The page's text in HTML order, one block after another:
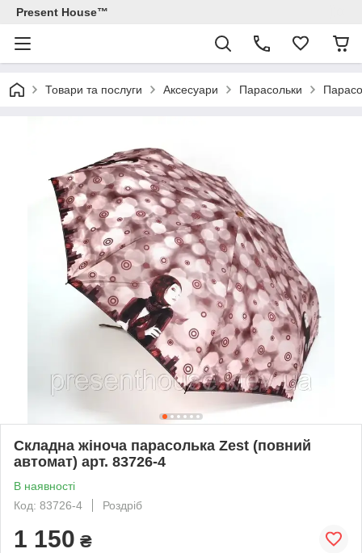
Present House™
Товари та послуги Аксесуари Парасольки
Складна жіноча парасолька Zest (повний
автомат) арт. 83726-4
В наявності
Код: 83726-4
Роздріб
1 150 ₴